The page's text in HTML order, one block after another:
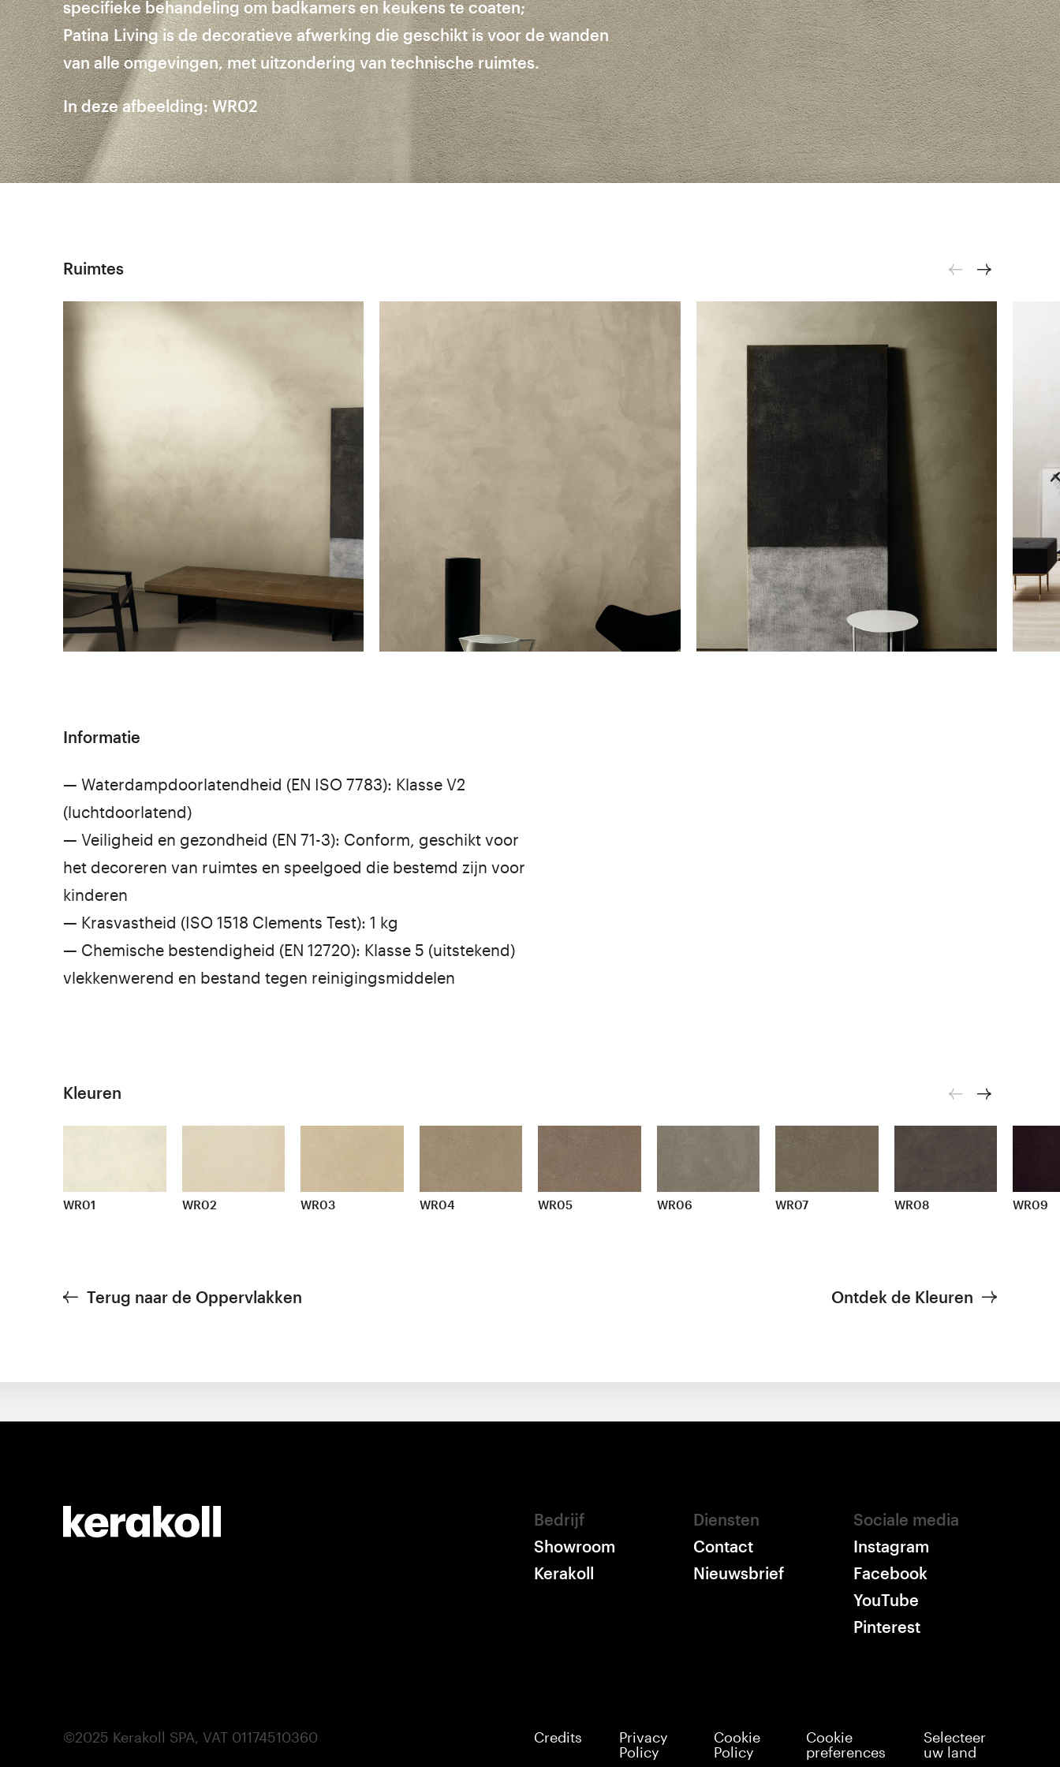
specifieke behandeling om badkamers en keukens te coaten;
PatinaLiving is de decoratieve afwerking die geschikt is voor de wanden
van alle omgevingen, met uitzondering van technische ruimtes.
In deze afbeelding: WR02
Ruimtes
Informatie
— Waterdampdoorlatendheid (EN ISO 7783): Klasse V2
(luchtdoorlatend)
— Veiligheid en gezondheid (EN 71-3): Conform, geschikt voor
het decoreren van ruimtes en speelgoed die bestemd zijn voor
kinderen
— Krasvastheid (ISO 1518 Clements Test): 1 kg
— Chemische bestendigheid (EN 12720): Klasse 5 (uitstekend)
vlekkenwerend en bestand tegen reinigingsmiddelen
Kleuren
WR01 WR02 WR03 WR04 WR05 WR06 WR07 WR08 WR09
Terug naar de Oppervlakken Ontdek de Kleuren
Bedrijf
Showroom
Kerakoll
Diensten
Contact
Nieuwsbrief
Sociale media
Instagram
Facebook
YouTube
Pinterest
©2025 Kerakoll SPA, VAT 01174510360 Credits
Privacy
Policy
Cookie
Policy
Cookie
preferences
Selecteer
uw land